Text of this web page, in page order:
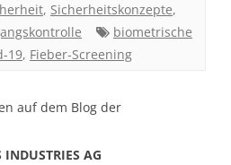
, Sicherheitskonzepte,
biometrische
19, Fieber-Screening
auf dem Blog der
AG